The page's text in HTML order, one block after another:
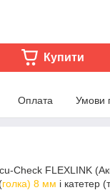
Купити
Оплата Умови
Check FLEXLINK
голка) 8 мм і катетер